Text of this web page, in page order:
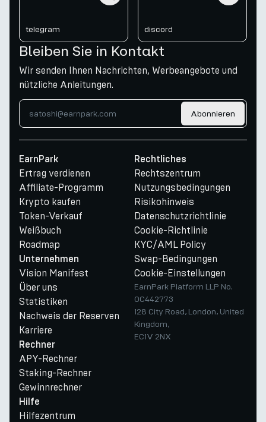
telegram discord
Bleiben Sie in Kontakt
Wir senden Ihnen Nachrichten, Werbeangebote und
nützliche Anleitungen.
Abonnieren
EarnPark
Ertrag verdienen
Affiliate-Programm
Krypto kaufen
Token-Verkauf
Weißbuch
Roadmap
Unternehmen
Vision Manifest
Über uns
Statistiken
Nachweis der Reserven
Karriere
Rechner
APY-Rechner
Staking-Rechner
Gewinnrechner
Hilfe
Hilfezentrum
Rechtliches
Rechtszentrum
Nutzungsbedingungen
Risikohinweis
Datenschutzrichtlinie
Cookie-Richtlinie
KYC/AML Policy
Swap-Bedingungen
Cookie-Einstellungen
EarnPark Platform LLP No.
OC442773
128 City Road, London, United
Kingdom,
EC1V 2NX